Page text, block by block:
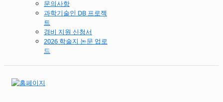
문의사항
과학기술인 DB 프로젝
트
경비 지원 신청서
2026 학술지 논문 업로
드